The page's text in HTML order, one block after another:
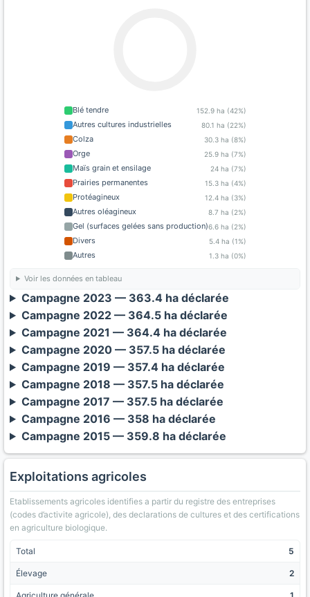
Blé tendre 152.9 ha (42%)
Autres cultures industrielles 80.1 ha (22%)
Colza 30.3 ha (8%)
Orge 25.9 ha (7%)
Maïs grain et ensilage 24 ha (7%)
Prairies permanentes 15.3 ha (4%)
Protéagineux 12.4 ha (3%)
Autres oléagineux 8.7 ha (2%)
Gel (surfaces gelées sans production)6.6 ha (2%)
Divers 5.4 ha (1%)
Autres 1.3 ha (0%)
Voir les données en tableau
Campagne 2023 — 363.4 ha déclarée
Campagne 2022 — 364.5 ha déclarée
Campagne 2021 — 364.4 ha déclarée
Campagne 2020 — 357.5 ha déclarée
Campagne 2019 — 357.4 ha déclarée
Campagne 2018 — 357.5 ha déclarée
Campagne 2017 — 357.5 ha déclarée
Campagne 2016 — 358 ha déclarée
Campagne 2015 — 359.8 ha déclarée
Exploitations agricoles
Etablissements agricoles identifies a partir du registre des entreprises
(codes d’activite agricole), des declarations de cultures et des certifications
en agriculture biologique.
Total 5
Élevage 2